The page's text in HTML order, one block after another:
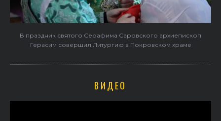
В праздник святого Серафима Саровского архиепископ
Герасим совершил Литургию в Покровском храме
ВИДЕО